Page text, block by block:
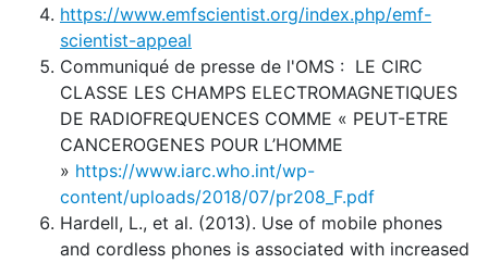
https://www.emfscientist.org/index.php/emf-
scientist-appeal
Communiqué de presse de l'OMS : LE CIRC
CLASSE LES CHAMPS ELECTROMAGNETIQUES
DE RADIOFREQUENCES COMME « PEUT-ETRE
CANCEROGENES POUR L’HOMME
» https://www.iarc.who.int/wp-
content/uploads/2018/07/pr208_F.pdf
Hardell, L., et al. (2013). Use of mobile phones
and cordless phones is associated with increased